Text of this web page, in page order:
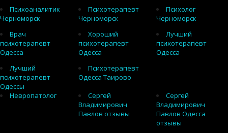
Психоаналитик
Черноморск
Психотерапевт
Черноморск
Психолог
Черноморск
Врач
психотерапевт
Одесса
Хороший
психотерапевт
Одесса
Лучший
психотерапевт
Одесса
Лучший
психотерапевт
Одессы
Психотерапевт
Одесса Таирово
Невропатолог
Сергей
Владимирович
Павлов отзывы
Сергей
Владимирович
Павлов Одесса
отзывы